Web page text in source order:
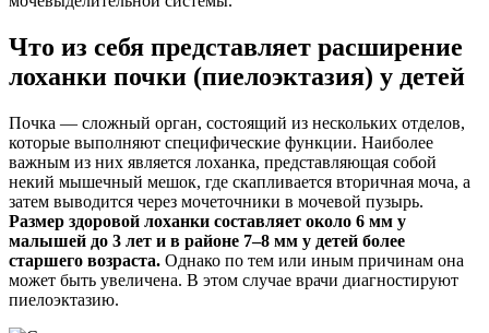
Что из себя представляет расширение
лоханки почки (пиелоэктазия) у детей
Почка — сложный орган, состоящий из нескольких отделов,
которые выполняют специфические функции. Наиболее
важным из них является лоханка, представляющая собой
некий мышечный мешок, где скапливается вторичная моча, а
затем выводится через мочеточники в мочевой пузырь.
Размер здоровой лоханки составляет около 6 мм у
малышей до 3 лет и в районе 7–8 мм у детей более
старшего возраста. Однако по тем или иным причинам она
может быть увеличена. В этом случае врачи диагностируют
пиелоэктазию.